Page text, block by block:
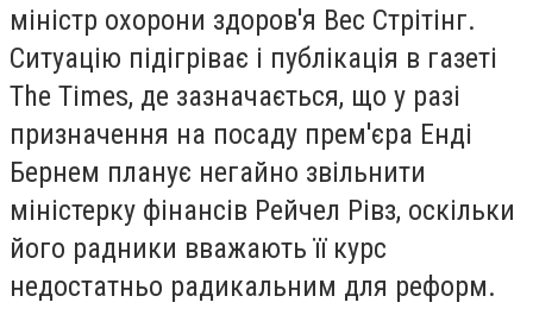
міністр охорони здоров'я Вес Стрітінг.
Ситуацію підігріває і публікація в газеті
The Times, де зазначається, що у разі
призначення на посаду прем'єра Енді
Бернем планує негайно звільнити
міністерку фінансів Рейчел Рівз, оскільки
його радники вважають її курс
недостатньо радикальним для реформ.